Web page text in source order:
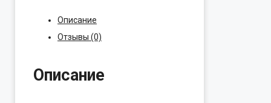
Описание
Отзывы (0)
Описание